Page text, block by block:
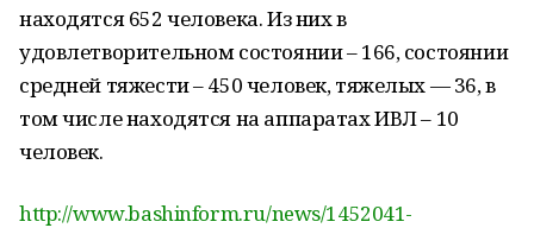
находятся 652 человека. Из них в
удовлетворительном состоянии – 166, состоянии
средней тяжести – 450 человек, тяжелых — 36, в
том числе находятся на аппаратах ИВЛ – 10
человек.
http://www.bashinform.ru/news/1452041-